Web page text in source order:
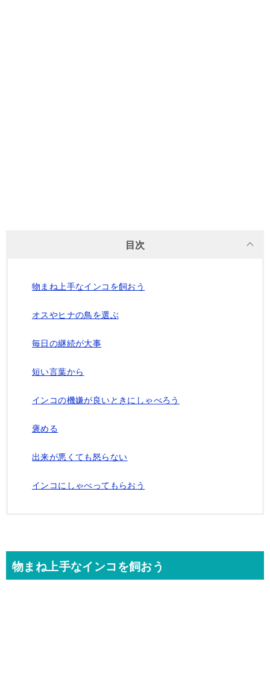
目次
物まね上手なインコを飼おう
オスやヒナの鳥を選ぶ
毎日の継続が大事
短い言葉から
インコの機嫌が良いときにしゃべろう
褒める
出来が悪くても怒らない
インコにしゃべってもらおう
物まね上手なインコを飼おう